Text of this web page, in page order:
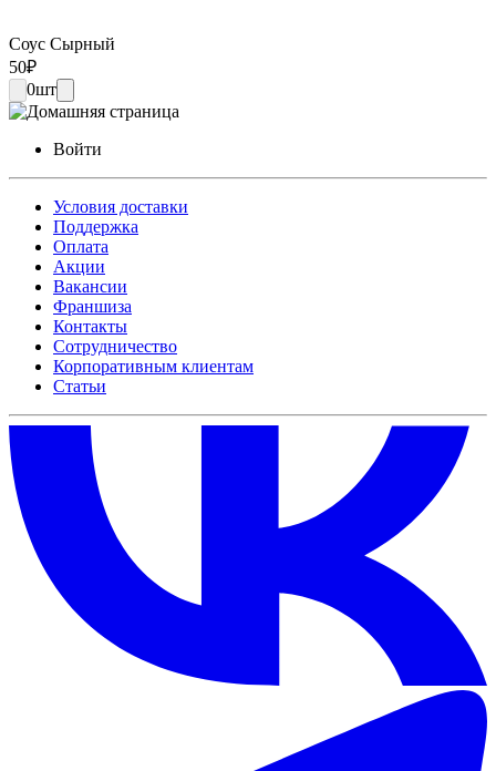
Соус Сырный
50₽
0шт
Войти
Условия доставки
Поддержка
Оплата
Акции
Вакансии
Франшиза
Контакты
Сотрудничество
Корпоративным клиентам
Статьи